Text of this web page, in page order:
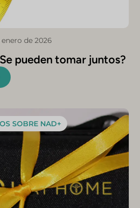
enero de 2026
pueden tomar juntos?
SOBRE NAD+